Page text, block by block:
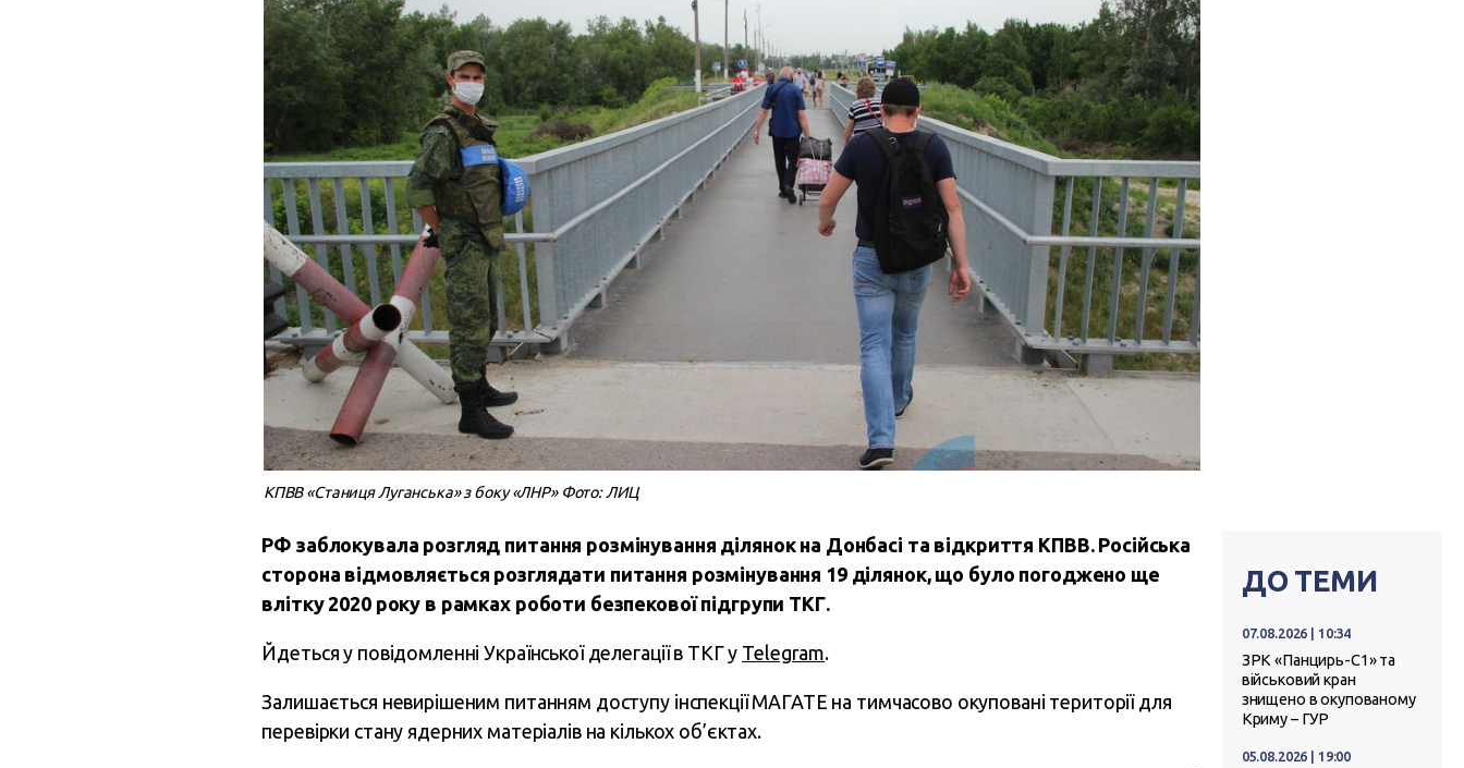
КПВВ «Станиця Луганська» з боку «ЛНР» Фото: ЛИЦ
РФ заблокувала розгляд питання розмінування ділянок на Донбасі та відкриття КПВВ. Російська
сторона відмовляється розглядати питання розмінування 19 ділянок, що було погоджено ще
влітку 2020 року в рамках роботи безпекової підгрупи ТКГ.
Йдеться у повідомленні Української делегації в ТКГ у Telegram.
Залишається невирішеним питанням доступу інспекції МАГАТЕ на тимчасово окуповані території для
перевірки стану ядерних матеріалів на кількох об’єктах.
ДО ТЕМИ
07.08.2026 | 10:34
ЗРК «Панцирь-С1» та
військовий кран
знищено в окупованому
Криму – ГУР
05.08.2026 | 19:00